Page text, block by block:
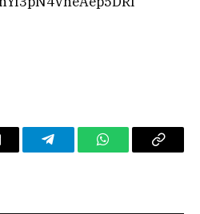
TelegramWhatsAppCopy